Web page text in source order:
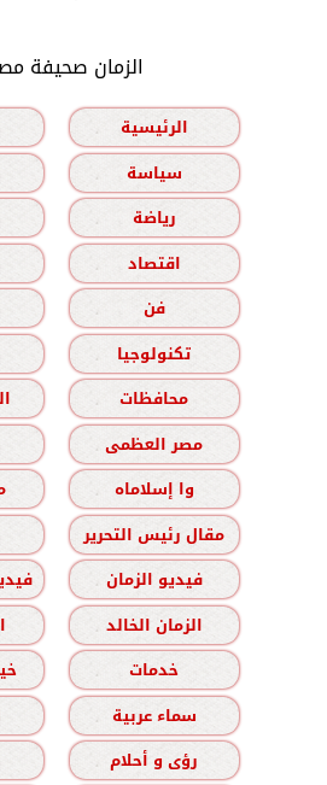
الزمان صحيفة
الرئيسية
سياسة
رياضة
اقتصاد
فن
تكنولوجيا
محافظات
مصر العظمى
وا إسلاماه
مقال رئيس التحرير
فيديو الزمان
الزمان الخالد
خدمات
سماء عربية
رؤى و أحلام